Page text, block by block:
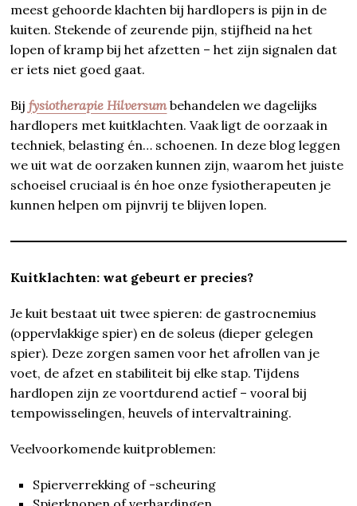
meest gehoorde klachten bij hardlopers is pijn in de
kuiten. Stekende of zeurende pijn, stijfheid na het
lopen of kramp bij het afzetten – het zijn signalen dat
er iets niet goed gaat.
Bijfysiotherapie Hilversumbehandelen we dagelijks
hardlopers met kuitklachten. Vaak ligt de oorzaak in
techniek, belasting én… schoenen. In deze blog leggen
we uit wat de oorzaken kunnen zijn, waarom het juiste
schoeisel cruciaal is én hoe onze fysiotherapeuten je
kunnen helpen om pijnvrij te blijven lopen.
Kuitklachten: wat gebeurt er precies?
Je kuit bestaat uit twee spieren: de gastrocnemius
(oppervlakkige spier) en de soleus (dieper gelegen
spier). Deze zorgen samen voor het afrollen van je
voet, de afzet en stabiliteit bij elke stap. Tijdens
hardlopen zijn ze voortdurend actief – vooral bij
tempowisselingen, heuvels of intervaltraining.
Veelvoorkomende kuitproblemen:
Spierverrekking of -scheuring